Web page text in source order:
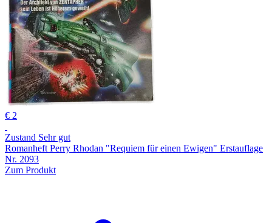
€ 2
Zustand Sehr gut
Romanheft Perry Rhodan "Requiem für einen Ewigen" Erstauflage
Nr. 2093
Zum Produkt